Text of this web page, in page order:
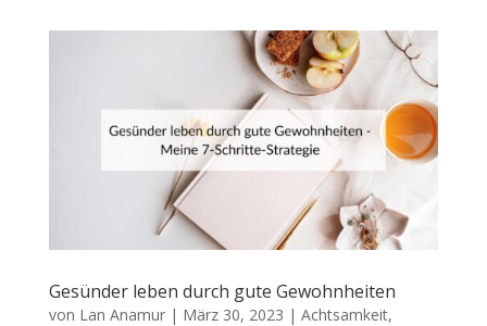
Gesünder leben durch gute Gewohnheiten
von Lan Anamur| März 30, 2023 | Achtsamkeit,